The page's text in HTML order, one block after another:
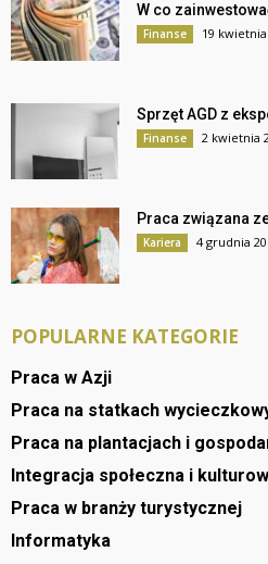
W co
Finanse 19 kwietnia
Sprzęt AGD z
Finanse 2 kwietnia
Praca związana
Kariera 4 grudnia
POPULARNE KATEGORIE
Praca w Azji
Praca na statkach
Praca na plantacjach i
Integracja społeczna i
Praca w branży turystycznej
Informatyka